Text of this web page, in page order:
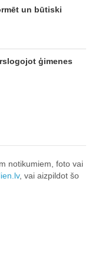
un būtiski
ģimenes
notikumiem, foto vai
, vai aizpildot šo